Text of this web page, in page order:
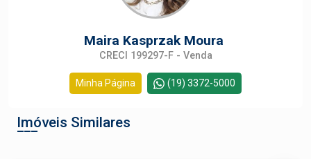
Maira Kasprzak Moura
CRECI 199297-F - Venda
Minha Página (19) 3372-5000
Imóveis Similares